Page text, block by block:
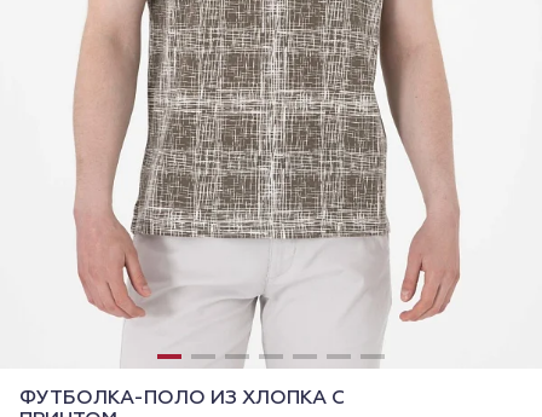
ФУТБОЛКА-ПОЛО ИЗ ХЛОПКА С